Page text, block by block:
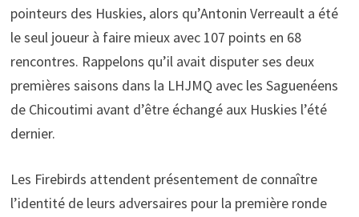
pointeurs des Huskies, alors qu’Antonin Verreault a été
le seul joueur à faire mieux avec 107 points en 68
rencontres. Rappelons qu’il avait disputer ses deux
premières saisons dans la LHJMQ avec les Saguenéens
de Chicoutimi avant d’être échangé aux Huskies l’été
dernier.
Les Firebirds attendent présentement de connaître
l’identité de leurs adversaires pour la première ronde